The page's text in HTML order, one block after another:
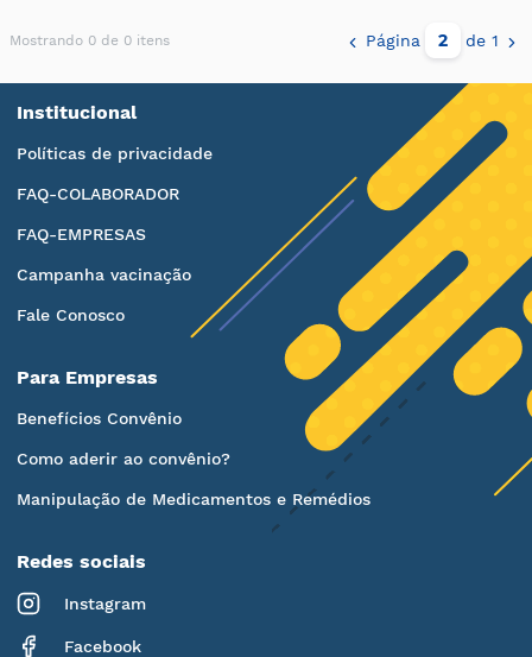
Mostrando 0 de 0 itens Página de 1
Institucional
Políticas de privacidade
FAQ-COLABORADOR
FAQ-EMPRESAS
Campanha vacinação
Fale Conosco
Para Empresas
Benefícios Convênio
Como aderir ao convênio?
Manipulação de Medicamentos e Remédios
Redes sociais
Instagram
Facebook